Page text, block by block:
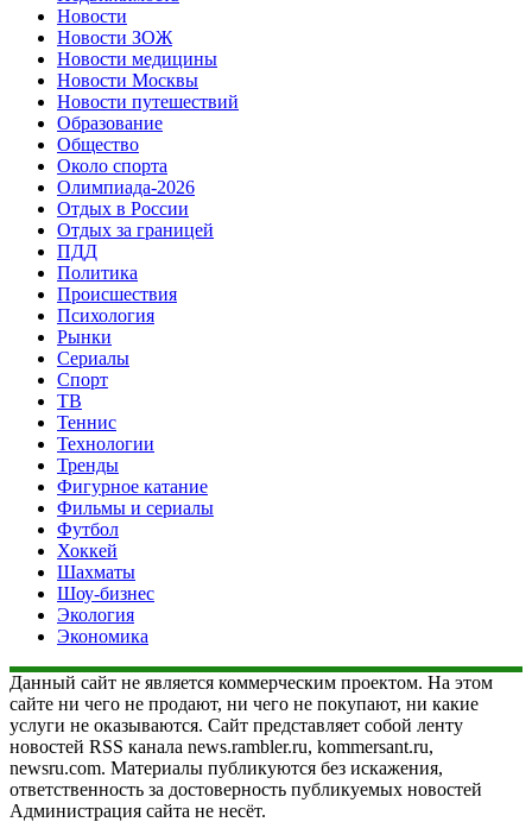
Новости
Новости ЗОЖ
Новости медицины
Новости Москвы
Новости путешествий
Образование
Общество
Около спорта
Олимпиада-2026
Отдых в России
Отдых за границей
ПДД
Политика
Происшествия
Психология
Рынки
Сериалы
Спорт
ТВ
Теннис
Технологии
Тренды
Фигурное катание
Фильмы и сериалы
Футбол
Хоккей
Шахматы
Шоу-бизнес
Экология
Экономика
Данный сайт не является коммерческим проектом. На этом
сайте ни чего не продают, ни чего не покупают, ни какие
услуги не оказываются. Сайт представляет собой ленту
новостей RSS канала news.rambler.ru, kommersant.ru,
newsru.com. Материалы публикуются без искажения,
ответственность за достоверность публикуемых новостей
Администрация сайта не несёт.